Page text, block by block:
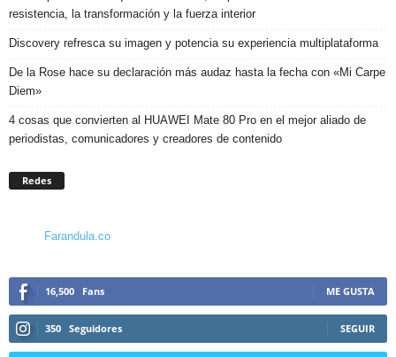
resistencia, la transformación y la fuerza interior
Discovery refresca su imagen y potencia su experiencia multiplataforma
De la Rose hace su declaración más audaz hasta la fecha con «Mi Carpe
Diem»
4 cosas que convierten al HUAWEI Mate 80 Pro en el mejor aliado de
periodistas, comunicadores y creadores de contenido
Redes
Farandula.co
16,500 Fans ME GUSTA
350 Seguidores SEGUIR